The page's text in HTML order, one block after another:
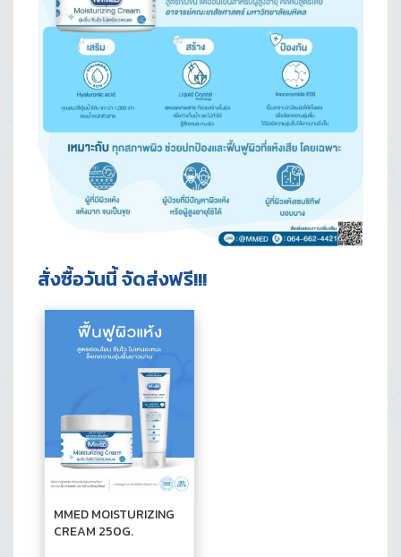
สั่งซื้อวันนี้ จัดส่งฟรี!!!
MMED MOISTURIZING
CREAM 250G.